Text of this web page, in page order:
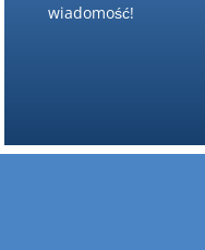
wiadomość!